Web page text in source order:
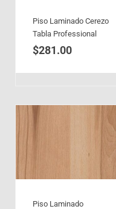
Piso Laminado Cerezo
Tabla Professional
$281.00
Piso Laminado